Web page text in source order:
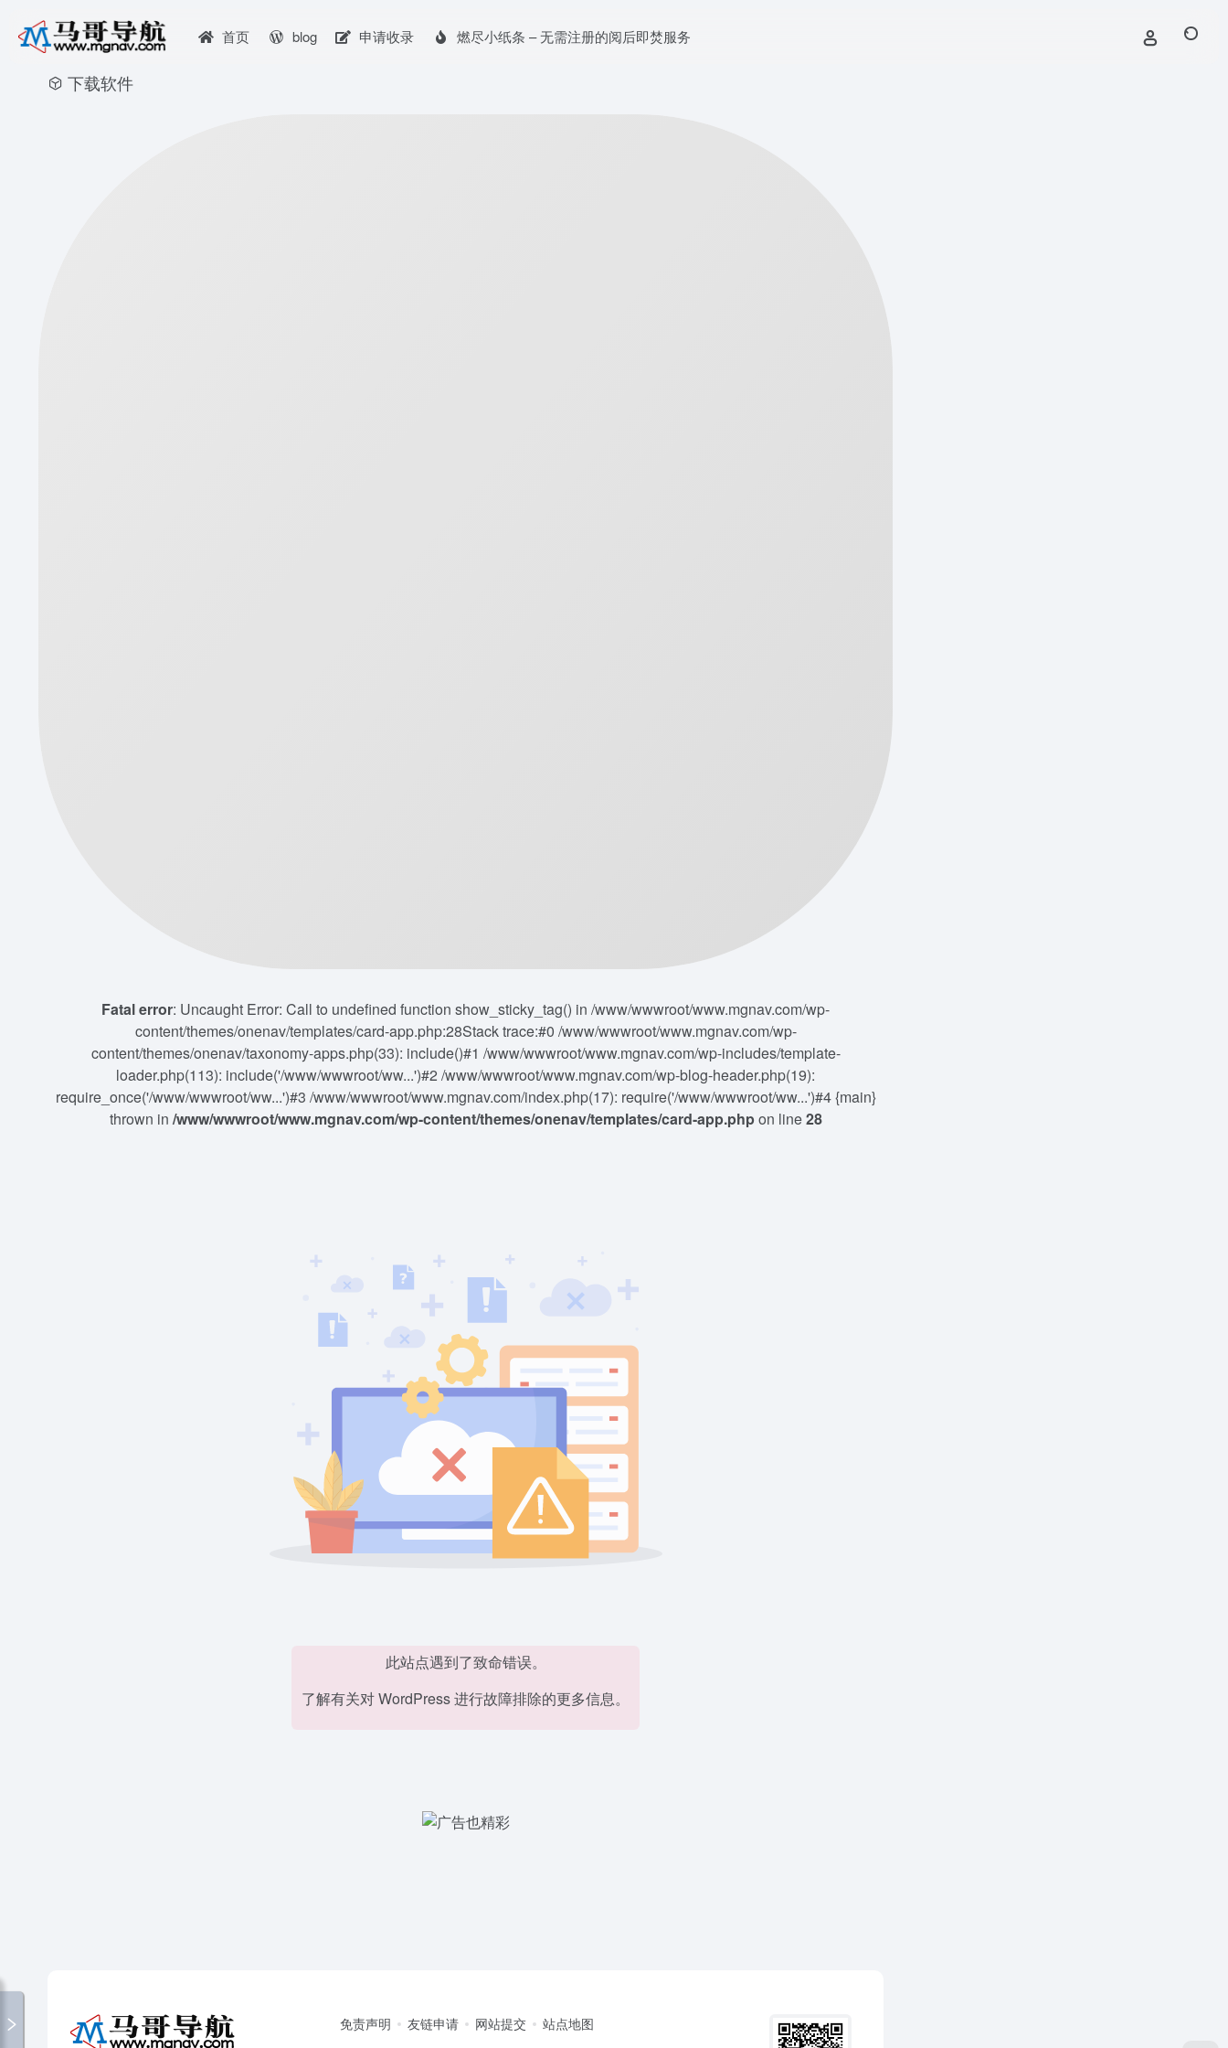
首页 blog 申请收录 燃尽小纸条 – 无需注册的阅后即焚服务
下载软件
Fatal error: Uncaught Error: Call to undefined function show_sticky_tag() in /www/wwwroot/www.mgnav.com/wp-
content/themes/onenav/templates/card-app.php:28Stack trace:#0 /www/wwwroot/www.mgnav.com/wp-
content/themes/onenav/taxonomy-apps.php(33): include()#1 /www/wwwroot/www.mgnav.com/wp-includes/template-
loader.php(113): include('/www/wwwroot/ww...')#2 /www/wwwroot/www.mgnav.com/wp-blog-header.php(19):
require_once('/www/wwwroot/ww...')#3 /www/wwwroot/www.mgnav.com/index.php(17): require('/www/wwwroot/ww...')#4 {main}
thrown in /www/wwwroot/www.mgnav.com/wp-content/themes/onenav/templates/card-app.phpon line28
此站点遇到了致命错误。
了解有关对 WordPress 进行故障排除的更多信息。
免责声明 友链申请 网站提交 站点地图